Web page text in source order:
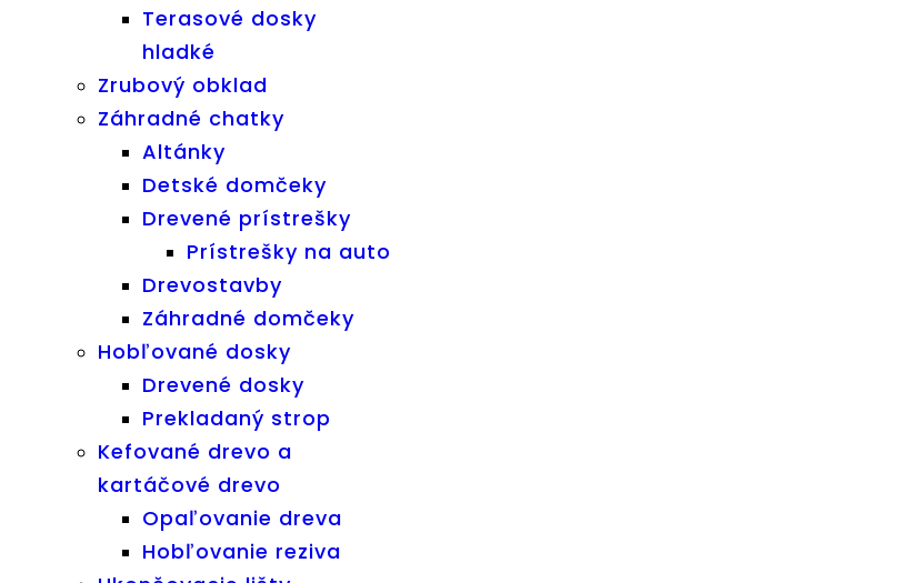
Terasové dosky
hladké
Zrubový obklad
Záhradné chatky
Altánky
Detské domčeky
Drevené prístrešky
Prístrešky na auto
Drevostavby
Záhradné domčeky
Hobľované dosky
Drevené dosky
Prekladaný strop
Kefované drevo a
kartáčové drevo
Opaľovanie dreva
Hobľovanie reziva